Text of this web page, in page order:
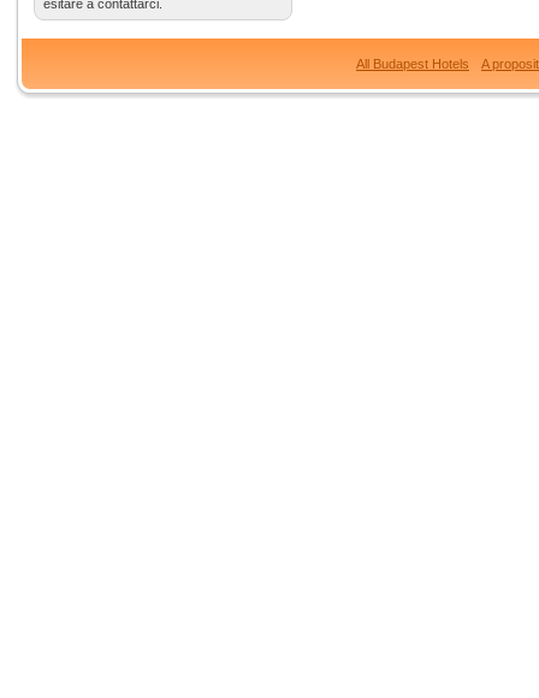
esitare a contattarci.
All Budapest Hotels A